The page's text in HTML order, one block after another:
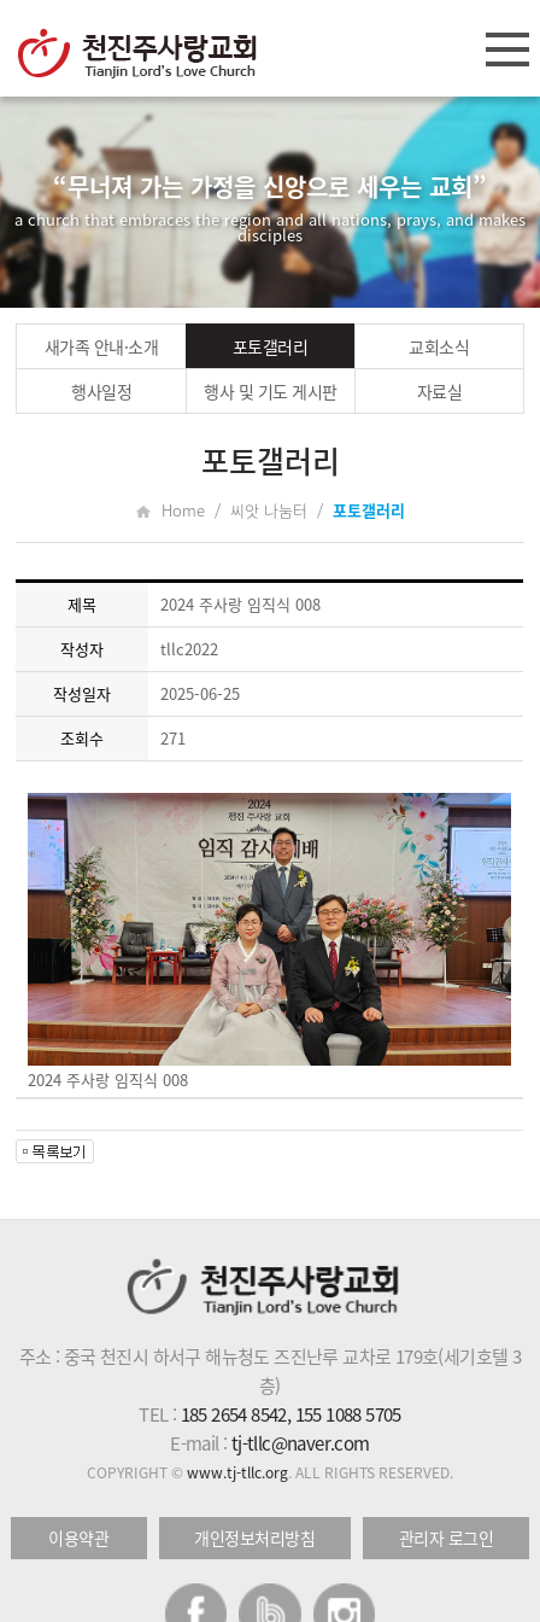
“무너져 가는 가정을 신앙으로 세우는 교회”
a church that embraces the region and all nations, prays, and makes
disciples
새가족 안내·소개 포토갤러리
교회소식
행사일정
행사 및 기도 게시판 자료실
포토갤러리
Home / 씨앗 나눔터 / 포토갤러리
제목
2024 주사랑 임직식 008
작성자
tllc2022
작성일자
2025-06-25
조회수
271
2024 주사랑 임직식 008
주소 : 중국 천진시 하서구 해뉴청도 즈진난루 교차로 179호(세기호텔 3
층)
TEL : 185 2654 8542, 155 1088 5705
E-mail :tj-tllc@naver.com
COPYRIGHT © www.tj-tllc.org. ALL RIGHTS RESERVED.
이용약관 개인정보처리방침 관리자 로그인